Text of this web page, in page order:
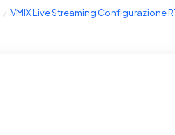
VMIX Live Streaming Configurazione